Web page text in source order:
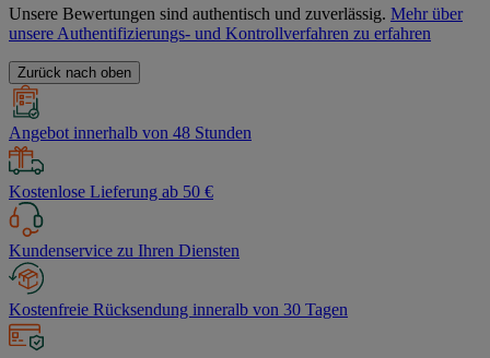
Unsere Bewertungen sind authentisch und zuverlässig. Mehr über
unsere Authentifizierungs- und Kontrollverfahren zu erfahren
Zurück nach oben
Angebot innerhalb von 48 Stunden
Kostenlose Lieferung ab 50 €
Kundenservice zu Ihren Diensten
Kostenfreie Rücksendung inneralb von 30 Tagen